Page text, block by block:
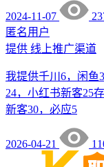
2024-11-07
匿名用户
提供 线上推广渠道
我提供千川6，闲鱼
24，小红书新客25
新客30，必应5
2026-04-21